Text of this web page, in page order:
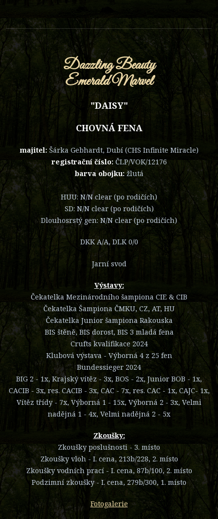
Dazzling Beauty
Emerald Marvel
"DAISY"
CHOVNÁ FENA
majitel: Šárka Gebhardt, Dubí (CHS Infinite Miracle)
registrační číslo: ČLP/VOK/12176
barva obojku:žlutá
HUU: N/N clear (po rodičích)
SD: N/N clear (po rodičích)
Dlouhosrstý gen: N/N clear (po rodičích)
DKK A/A, DLK 0/0
Jarní svod
Výstavy:
Čekatelka Mezinárodního šampiona CIE & CIB
Čekatelka Šampiona ČMKU, CZ, AT, HU
Čekatelka Junior šampiona Rakouska
BIS štěně, BIS dorost, BIS 3 mladá fena
Crufts kvalifikace 2024
Klubová výstava - Výborná 4 z 25 fen
Bundessieger 2024
BIG 2 - 1x, Krajský vítěz - 3x, BOS - 2x, Junior BOB - 1x,
CACIB - 3x, res. CACIB - 3x, CAC - 7x, res. CAC - 1x, CAJC- 1x,
Vítěz třídy - 7x, Výborná 1 - 15x, Výborná 2 - 3x, Velmi
nadějná 1 - 4x, Velmi nadějná 2 - 5x
Zkoušky:
Zkoušky poslušnosti - 3. místo
Zkoušky vloh - I. cena, 213b/228, 2. místo
Zkoušky vodních prací - I. cena, 87b/100, 2. místo
Podzimní zkoušky - I. cena, 279b/300, 1. místo
Fotogalerie